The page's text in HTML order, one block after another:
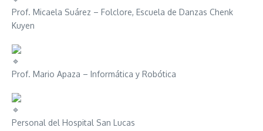
Prof. Micaela Suárez – Folclore, Escuela de Danzas Chenk
Kuyen
Prof. Mario Apaza – Informática y Robótica
Personal del Hospital San Lucas